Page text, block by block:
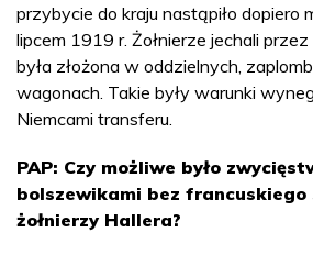
przybycie do kraju nastąpiło dopiero
lipcem 1919 r. Żołnierze jechali
była złożona w oddzielnych,
wagonach. Takie były warunki
Niemcami transferu.
PAP: Czy możliwe było
bolszewikami bez francuskiego
żołnierzy Hallera?